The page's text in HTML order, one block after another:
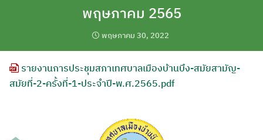
พฤษภาคม 2565
พฤษภาคม 30, 2022
รายงานการประชุมสภาเทศบาลเมืองบ้านบึง-สมัยสามัญ-
สมัยที่-2-ครั้งที่-1-ประจำปี-พ.ศ.2565.pdf